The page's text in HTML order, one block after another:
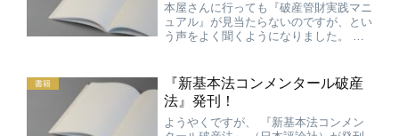
本屋さんに行っても『破産管財実践マニ
ュアル』が見当たらないのですが、とい
う声をよく聞くようになりました。 実
にあるとおり、６月下旬から７月上旬に
出来上がる予定で作業を進...
書籍
『新基本法コンメンタール破産
法』発刊！
ようやくですが、 『新基本法コンメン